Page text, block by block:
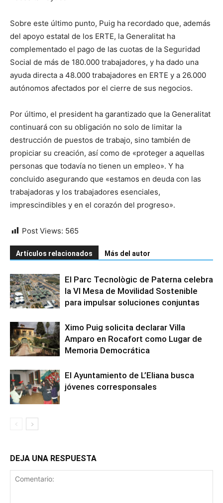
Sobre este último punto, Puig ha recordado que, además
del apoyo estatal de los ERTE, la Generalitat ha
complementado el pago de las cuotas de la Seguridad
Social de más de 180.000 trabajadores, y ha dado una
ayuda directa a 48.000 trabajadores en ERTE y a 26.000
autónomos afectados por el cierre de sus negocios.
Por último, el president ha garantizado que la Generalitat
continuará con su obligación no solo de limitar la
destrucción de puestos de trabajo, sino también de
propiciar su creación, así como de «proteger a aquellas
personas que todavía no tienen un empleo». Y ha
concluido asegurando que «estamos en deuda con las
trabajadoras y los trabajadores esenciales,
imprescindibles y en el corazón del progreso».
Post Views: 565
Artículos relacionados Más del autor
El Parc Tecnològic de Paterna celebra
la VI Mesa de Movilidad Sostenible
para impulsar soluciones conjuntas
Ximo Puig solicita declarar Villa
Amparo en Rocafort como Lugar de
Memoria Democrática
El Ayuntamiento de L’Eliana busca
jóvenes corresponsales
DEJA UNA RESPUESTA